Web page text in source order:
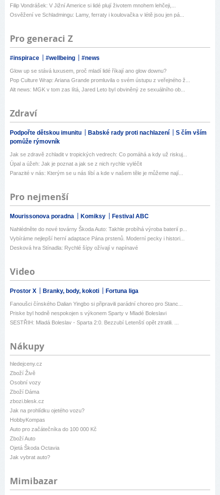
Filip Vondrášek: V Jižní Americe si lidé plují životem mnohem lehčeji,...
Osvěžení ve Schladmingu: Lamy, ferraty i koulovačka v létě jsou jen pá...
Pro generaci Z
#inspirace #wellbeing #news
Glow up se stává luxusem, proč mladí lidé říkají ano glow downu?
Pop Culture Wrap: Ariana Grande promluvila o svém ústupu z veřejného ž...
Alt news: MGK v tom zas lítá, Jared Leto byl obviněný ze sexuálního ob...
Zdraví
Podpořte dětskou imunitu Babské rady proti nachlazení
S čím vším
pomůže rýmovník
Jak se zdravě zchladit v tropických vedrech: Co pomáhá a kdy už riskuj...
Úpal a úžeh: Jak je poznat a jak se z nich rychle vyléčit
Parazité v nás: Kterým se u nás líbí a kde v našem těle je můžeme nají...
Pro nejmenší
Mourissonova poradna Komiksy Festival ABC
Nahlédněte do nové továrny Škoda Auto: Takhle probíhá výroba baterií p...
Vybíráme nejlepší herní adaptace Pána prstenů. Moderní pecky i histori...
Desková hra Stínadla: Rychlé šípy ožívají v napínavé
Video
Prostor X Branky, body, kokoti Fortuna liga
Fanoušci čínského Dalian Yingbo si připravili parádní choreo pro Stanc...
Priske byl hodně nespokojen s výkonem Sparty v Mladé Boleslavi
SESTŘIH: Mladá Boleslav - Sparta 2:0. Bezzubí Letenští opět ztratili. ...
Nákupy
hledejceny.cz
Zboží Živě
Osobní vozy
Zboží Dáma
zbozi.blesk.cz
Jak na prohlídku ojetého vozu?
HobbyKompas
Auto pro začátečníka do 100 000 Kč
Zboží Auto
Ojetá Škoda Octavia
Jak vybrat auto?
Mimibazar